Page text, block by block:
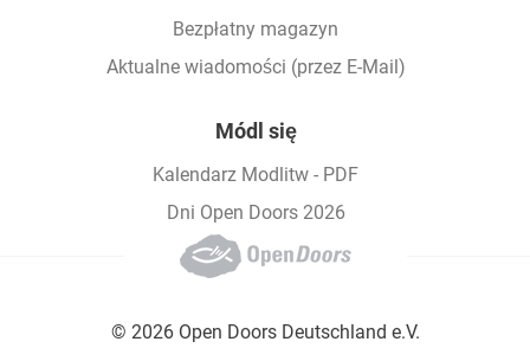
Bezpłatny magazyn
Aktualne wiadomości (przez E-Mail)
Módl się
Kalendarz Modlitw - PDF
Dni Open Doors 2026
© 2026 Open Doors Deutschland e.V.